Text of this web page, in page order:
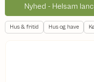
Nyhed - Helsam
Hus & fritid Hus og have